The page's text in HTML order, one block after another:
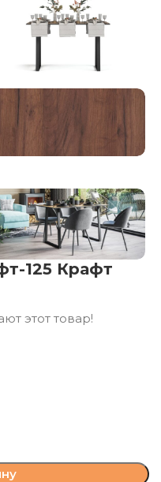
125 Крафт
этот товар!